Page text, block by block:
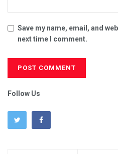
Save my name, email, and
next time I comment.
Follow Us